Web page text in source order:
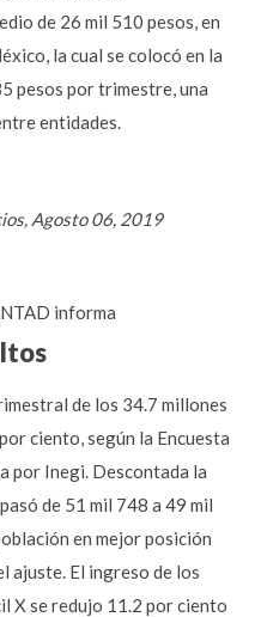
de 26 mil 510 pesos, en
la cual se colocó en la
pesos por trimestre, una
entidades.
Agosto 06, 2019
informa
de los 34.7 millones
ciento, según la Encuesta
por Inegi. Descontada la
de 51 mil 748 a 49 mil
en mejor posición
ajuste. El ingreso de los
X se redujo 11.2 por ciento